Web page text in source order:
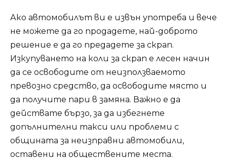
Ако автомобилът ви е извън употреба и вече
не можете да го продадете, най-доброто
решение е да го предадете за скрап.
Изкупуването на коли за скрап е лесен начин
да се освободите от неизползваемото
превозно средство, да освободите място и
да получите пари в замяна. Важно е да
действате бързо, за да избегнете
допълнителни такси или проблеми с
общината за неизправни автомобили,
оставени на обществените места.